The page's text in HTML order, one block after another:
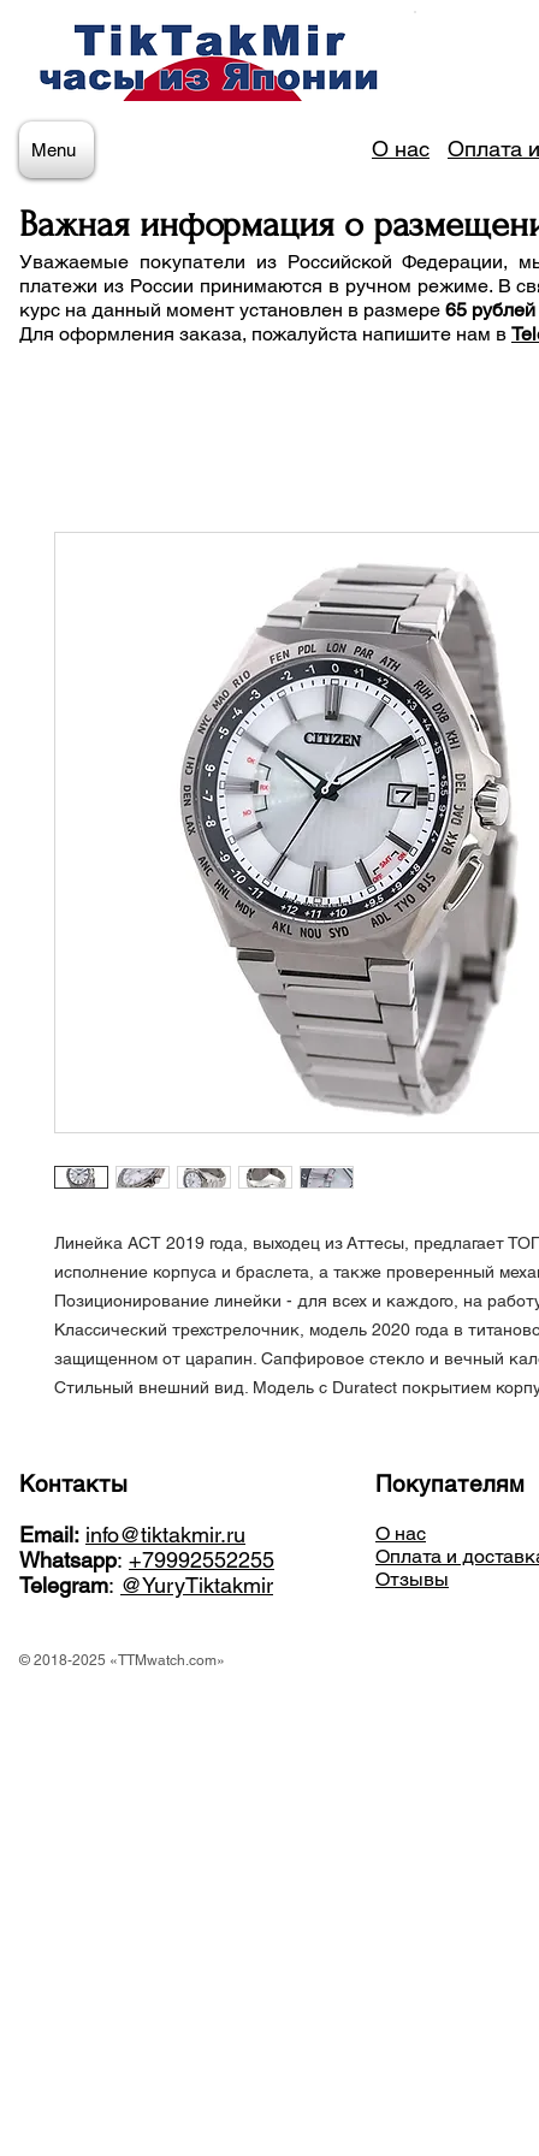
Menu О нас Оплата
Важная информация о
Уважаемые покупатели из Российской Федерации,
платежи из России принимаются в ручном режиме. В
курс на данный момент установлен в размере 65
Для оформления заказа, пожалуйста напишите нам в
Линейка ACT 2019 года, выходец из Аттесы, предлагает
исполнение корпуса и браслета, а также проверенный
Позиционирование линейки - для всех и каждого, на
Классический трехстрелочник, модель 2020 года в
защищенном от царапин. Сапфировое стекло и вечный
Стильный внешний вид. Модель с Duratect покрытием
Контакты
Email: info@tiktakmir.ru
Whatsapp: +79992552255
Telegram: @YuryTiktakmir
Покупателям
О нас
Оплата и
Отзывы
© 2018-2025 «TTMwatch.com»